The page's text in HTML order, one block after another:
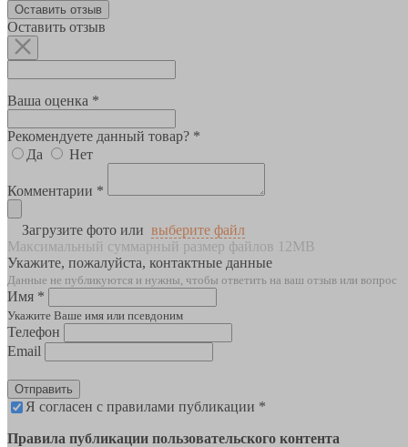
Оставить отзыв
Оставить отзыв
Ваша оценка *
Рекомендуете данный товар? *
Да
Нет
Комментарии *
Загрузите фото или выберите файл
Максимальный суммарный размер файлов 12MB
Укажите, пожалуйста, контактные данные
Данные не публикуются и нужны, чтобы ответить на ваш отзыв или вопрос
Имя *
Укажите Ваше имя или псевдоним
Телефон
Email
Отправить
Я согласен с правилами публикации *
Правила публикации пользовательского контента